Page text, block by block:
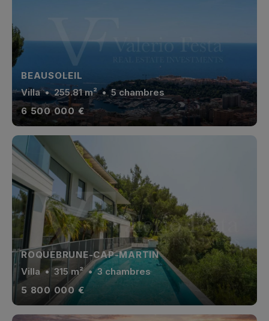
En savoir plus
BEAUSOLEIL
Villa• 255.81 m² • 5 chambres
6 500 000 €
ROQUEBRUNE-CAP-MARTIN
Villa• 315 m² • 3 chambres
5 800 000 €